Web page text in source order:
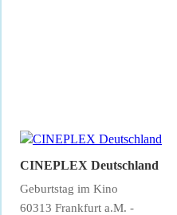
CINEPLEX Deutschland
Geburtstag im Kino
60313 Frankfurt a.M. -